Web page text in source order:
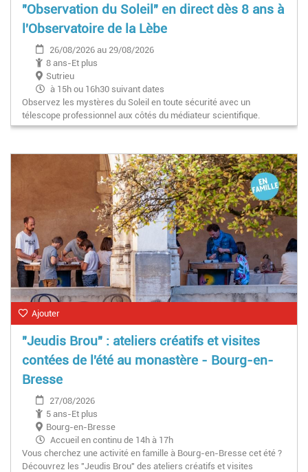
"Observation du Soleil" en direct dès 8 ans à
l'Observatoire de la Lèbe
26/08/2026 au 29/08/2026
8 ans-Et plus
Sutrieu
à 15h ou 16h30 suivant dates
Observez les mystères du Soleil en toute sécurité avec un
télescope professionnel aux côtés du médiateur scientifique.
Ajouter
"Jeudis Brou" : ateliers créatifs et visites
contées de l'été au monastère - Bourg-en-
Bresse
27/08/2026
5 ans-Et plus
Bourg-en-Bresse
Accueil en continu de 14h à 17h
Vous cherchez une activité en famille à Bourg-en-Bresse cet été ?
Découvrez les "Jeudis Brou" des ateliers créatifs et visites